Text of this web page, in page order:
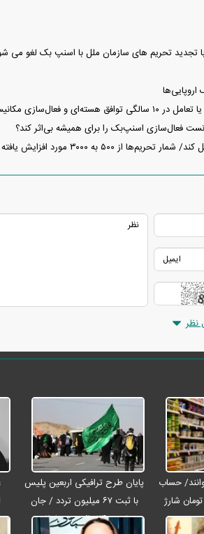
تجدید تحریم های سازمان ملل با اسنپ بک لغو می
فعال‌سازی اسنپ‌بک را برای همیشه بی‌اثر کند؟
به ۳۰۰۰ مورد افزایش یافته است
نظر
حساب
تومان شارژ
پایان طرح ترافیکی اربعین پلیس
با ثبت ۶۷ میلیون تردد / جان
باختن ۲۴ زائر در تصادفات